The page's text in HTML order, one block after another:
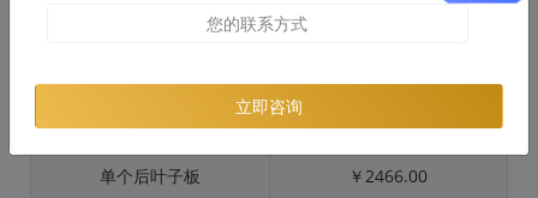
车顶 ￥1331.00
单个后叶子板 ￥2466.00
立即咨询